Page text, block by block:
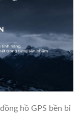
hồ GPS bền bỉ